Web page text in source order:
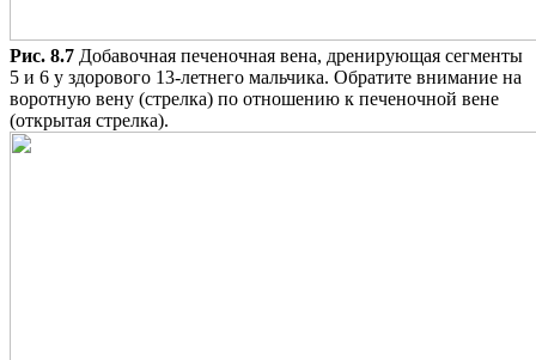
Рис. 8.7 Добавочная печеночная вена, дренирующая сегменты
5 и 6 у здорового 13-летнего мальчика. Обратите внимание на
воротную вену (стрелка) по отношению к печеночной вене
(открытая стрелка).